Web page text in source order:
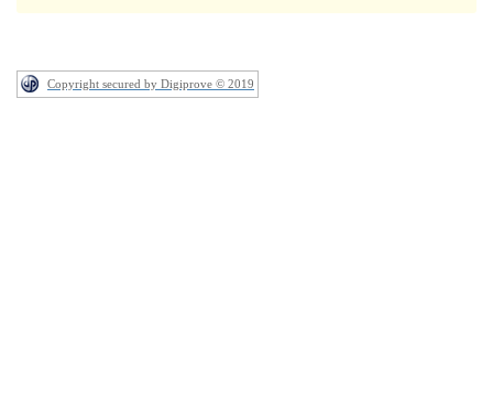
Copyright secured by Digiprove © 2019